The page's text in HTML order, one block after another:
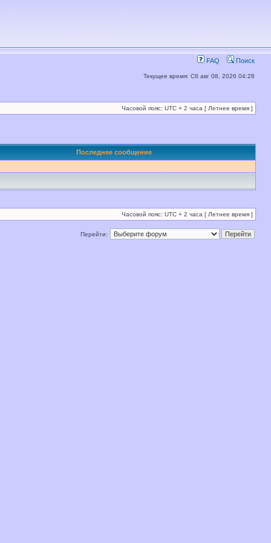
FAQ Поиск
Текущее время: Сб авг 08, 2026 04:28
Часовой пояс: UTC + 2 часа [ Летнее время ]
Последнее сообщение
Часовой пояс: UTC + 2 часа [ Летнее время ]
Перейти: